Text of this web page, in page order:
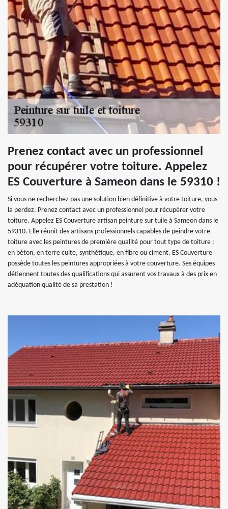
Prenez contact avec un professionnel
pour récupérer votre toiture. Appelez
ES Couverture à Sameon dans le 59310 !
Si vous ne recherchez pas une solution bien définitive à votre toiture, vous
la perdez. Prenez contact avec un professionnel pour récupérer votre
toiture. Appelez ES Couverture artisan peinture sur tuile à Sameon dans le
59310. Elle réunit des artisans professionnels capables de peindre votre
toiture avec les peintures de première qualité pour tout type de toiture :
en béton, en terre cuite, synthétique, en fibre ou ciment. ES Couverture
possède toutes les peintures appropriées à votre couverture. Ses équipes
détiennent toutes des qualifications qui assurent vos travaux à des prix en
adéquation qualité de sa prestation !